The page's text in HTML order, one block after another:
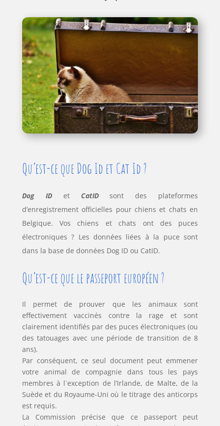
Qu’est-ce que Dog Id et Cat Id ?
Dog ID et CatIDsont des plateformes
d’enregistrement officielles pour chiens et chats en
Belgique. Vos chiens et chats ont des puces
électroniques ? Les données liées à la puce sont
dans la base de données Dog ID ou CatID.
Qu’est-ce que le passeport européen ?
Il permet de prouver que les animaux sont
effectivement vaccinés contre la rage et sont
clairement identifiés par des puces électroniques (ou
des tatouages ​​avec une période de transition de 8
ans).
Par conséquent, ce seul document peut emmener
votre animal de compagnie dans tous les pays
membres à l`exception de l’Irlande, de Malte, de la
Suède et du Royaume-Uni où le titrage des anticorps
est requis.
La Commission précise que ce passeport peut